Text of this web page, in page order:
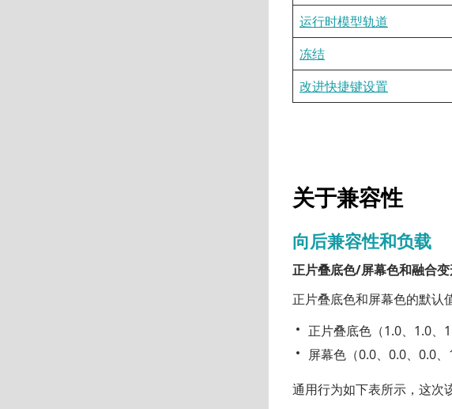
运行时模型轨道
冻结
改进快捷键设置
关于兼容性
向后兼容性和负载
正片叠底色/屏幕色和融合
正片叠底色和屏幕色的默认
正片叠底色（1.0、1.0、
屏幕色（0.0、0.0、0.0、
通用行为如下表所示，这次